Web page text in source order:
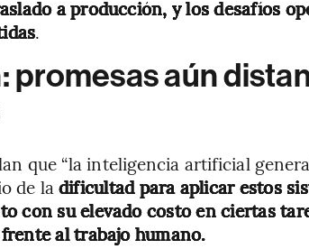
a producción, y los desafíos
.
promesas aún
que “la inteligencia artificial
de la dificultad para aplicar estos
con su elevado costo en ciertas
al trabajo humano.